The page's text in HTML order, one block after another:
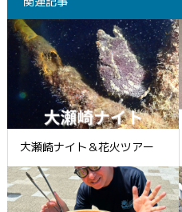
大瀬崎ナイト＆花火ツアー